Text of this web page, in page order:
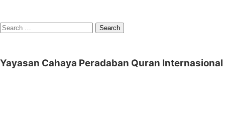
Search
Yayasan Cahaya Peradaban Quran Internasional